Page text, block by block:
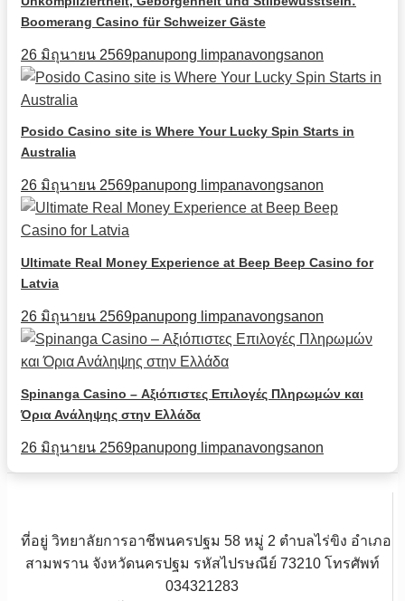
Boomerang Casino für Schweizer Gäste
26 มิถุนายน 2569panupong limpanavongsanon
Posido Casino site is Where Your Lucky Spin Starts in
Australia
26 มิถุนายน 2569panupong limpanavongsanon
Ultimate Real Money Experience at Beep Beep Casino for
Latvia
26 มิถุนายน 2569panupong limpanavongsanon
Spinanga Casino – Αξιόπιστες Επιλογές Πληρωμών και
Όρια Ανάληψης στην Ελλάδα
26 มิถุนายน 2569panupong limpanavongsanon
ที่อยู่ วิทยาลัยการอาชีพนครปฐม 58 หมู่ 2 ตำบลไร่ขิง อำเภอ
สามพราน จังหวัดนครปฐม รหัสไปรษณีย์ 73210 โทรศัพท์
034321283